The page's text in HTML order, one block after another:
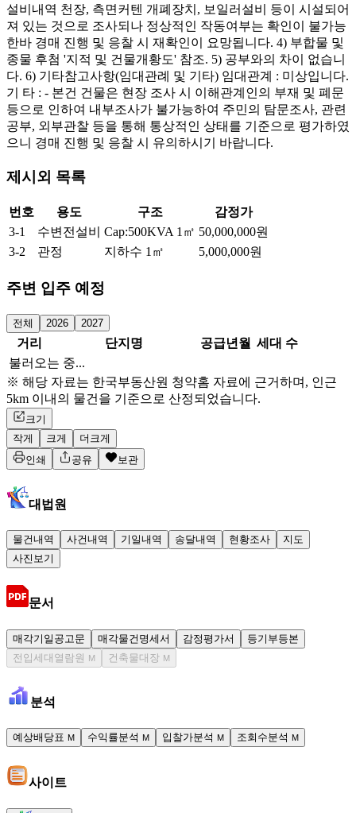
설비내역 천장, 측면커텐 개폐장치, 보일러설비 등이 시설되어
져 있는 것으로 조사되나 정상적인 작동여부는 확인이 불가능
한바 경매 진행 및 응찰 시 재확인이 요망됩니다. 4) 부합물 및
종물 후첨 '지적 및 건물개황도' 참조. 5) 공부와의 차이 없습니
다. 6) 기타참고사항(임대관례 및 기타) 임대관계 : 미상입니다.
기 타 : - 본건 건물은 현장 조사 시 이해관계인의 부재 및 폐문
등으로 인하여 내부조사가 불가능하여 주민의 탐문조사, 관련
공부, 외부관찰 등을 통해 통상적인 상태를 기준으로 평가하였
으니 경매 진행 및 응찰 시 유의하시기 바랍니다.
제시외 목록
번호 용도 구조
감정가
3-1
수변전설비 Cap:500KVA 1㎡ 50,000,000원
3-2
관정 지하수 1㎡ 5,000,000원
주변 입주 예정
전체 2026 2027
거리 단지명 공급년월 세대 수
불러오는 중...
※ 해당 자료는 한국부동산원 청약홈 자료에 근거하며, 인근
5km 이내의 물건을 기준으로 산정되었습니다.
크기
작게
크게
더크게
인쇄
공유 보관
대법원
물건내역 사건내역 기일내역 송달내역 현황조사
지도
사진보기
문서
매각기일공고문 매각물건명세서 감정평가서
등기부등본
전입세대열람원 M 건축물대장 M
분석
예상배당표 M 수익률분석 M 입찰가분석 M 조회수분석 M
사이트